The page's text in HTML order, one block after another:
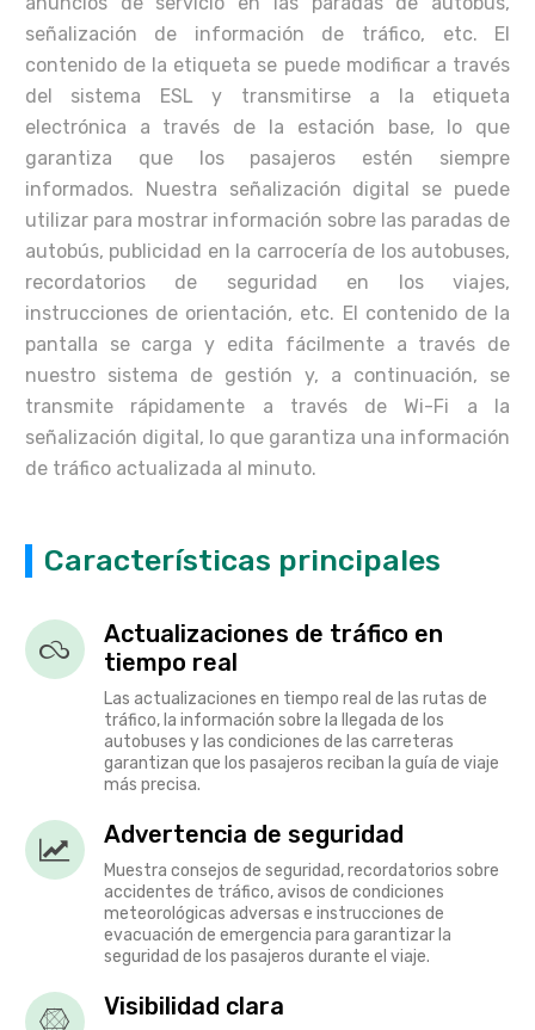
señalización de información de tráfico, etc. El
contenido de la etiqueta se puede modificar a través
del sistema ESL y transmitirse a la etiqueta
electrónica a través de la estación base, lo que
garantiza que los pasajeros estén siempre
informados. Nuestra señalización digital se puede
utilizar para mostrar información sobre las paradas de
autobús, publicidad en la carrocería de los autobuses,
recordatorios de seguridad en los viajes,
instrucciones de orientación, etc. El contenido de la
pantalla se carga y edita fácilmente a través de
nuestro sistema de gestión y, a continuación, se
transmite rápidamente a través de Wi-Fi a la
señalización digital, lo que garantiza una información
de tráfico actualizada al minuto.
Características principales
Actualizaciones de tráfico en
tiempo real
Las actualizaciones en tiempo real de las rutas de
tráfico, la información sobre la llegada de los
autobuses y las condiciones de las carreteras
garantizan que los pasajeros reciban la guía de viaje
más precisa.
Advertencia de seguridad
Muestra consejos de seguridad, recordatorios sobre
accidentes de tráfico, avisos de condiciones
meteorológicas adversas e instrucciones de
evacuación de emergencia para garantizar la
seguridad de los pasajeros durante el viaje.
Visibilidad clara